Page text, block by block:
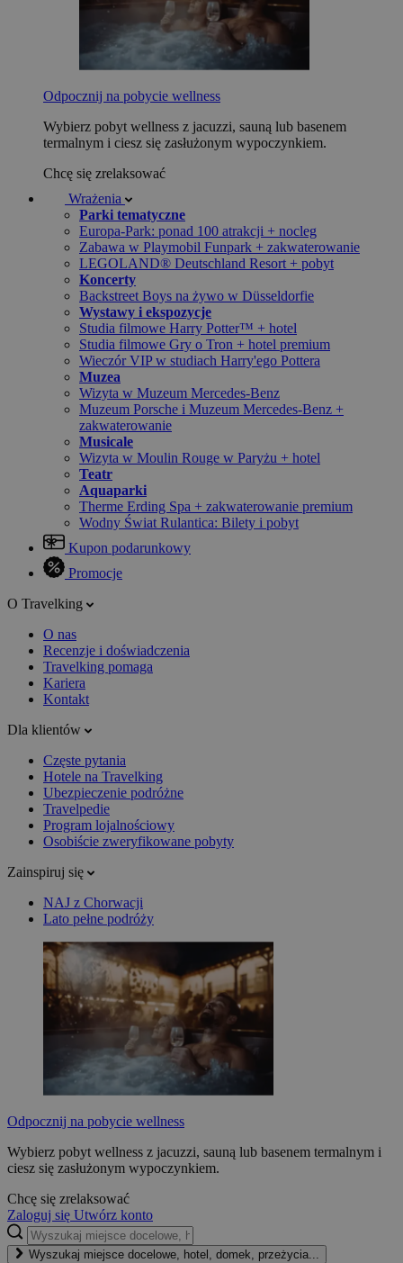
Odpocznij na pobycie wellness
Wybierz pobyt wellness z jacuzzi, sauną lub basenem
termalnym i ciesz się zasłużonym wypoczynkiem.
Chcę się zrelaksować
Wrażenia
Parki tematyczne
Europa-Park: ponad 100 atrakcji + nocleg
Zabawa w Playmobil Funpark + zakwaterowanie
LEGOLAND® Deutschland Resort + pobyt
Koncerty
Backstreet Boys na żywo w Düsseldorfie
Wystawy i ekspozycje
Studia filmowe Harry Potter™ + hotel
Studia filmowe Gry o Tron + hotel premium
Wieczór VIP w studiach Harry'ego Pottera
Muzea
Wizyta w Muzeum Mercedes-Benz
Muzeum Porsche i Muzeum Mercedes-Benz +
zakwaterowanie
Musicale
Wizyta w Moulin Rouge w Paryżu + hotel
Teatr
Aquaparki
Therme Erding Spa + zakwaterowanie premium
Wodny Świat Rulantica: Bilety i pobyt
Kupon podarunkowy
Promocje
O Travelking
O nas
Recenzje i doświadczenia
Travelking pomaga
Kariera
Kontakt
Dla klientów
Częste pytania
Hotele na Travelking
Ubezpieczenie podróżne
Travelpedie
Program lojalnościowy
Osobiście zweryfikowane pobyty
Zainspiruj się
NAJ z Chorwacji
Lato pełne podróży
Odpocznij na pobycie wellness
Wybierz pobyt wellness z jacuzzi, sauną lub basenem termalnym i
ciesz się zasłużonym wypoczynkiem.
Chcę się zrelaksować
Zaloguj się Utwórz konto
Wyszukaj miejsce docelowe, hotel, domek, przeżycia...